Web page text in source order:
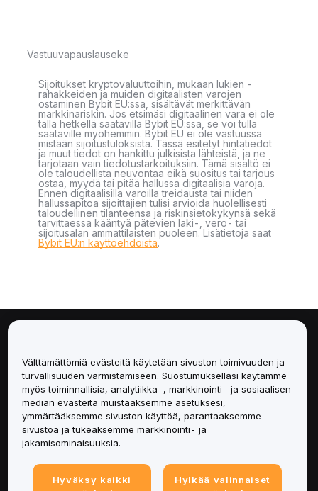
Vastuuvapauslauseke
Sijoitukset kryptovaluuttoihin, mukaan lukien -
rahakkeiden ja muiden digitaalisten varojen
ostaminen Bybit EU:ssa, sisältävät merkittävän
markkinariskin. Jos etsimäsi digitaalinen vara ei ole
tällä hetkellä saatavilla Bybit EU:ssa, se voi tulla
saataville myöhemmin. Bybit EU ei ole vastuussa
mistään sijoitustuloksista. Tässä esitetyt hintatiedot
ja muut tiedot on hankittu julkisista lähteistä, ja ne
tarjotaan vain tiedotustarkoituksiin. Tämä sisältö ei
ole taloudellista neuvontaa eikä suositus tai tarjous
ostaa, myydä tai pitää hallussa digitaalisia varoja.
Ennen digitaalisilla varoilla treidausta tai niiden
hallussapitoa sijoittajien tulisi arvioida huolellisesti
taloudellinen tilanteensa ja riskinsietokykynsä sekä
tarvittaessa kääntyä pätevien laki-, vero- tai
sijoitusalan ammattilaisten puoleen. Lisätietoja saat
Bybit EU:n käyttöehdoista.
Palvelut
Tuki
Tuotteet
Lakiasiat
Välttämättömiä evästeitä käytetään sivuston toimivuuden ja
turvallisuuden varmistamiseen. Suostumuksellasi käytämme
myös toiminnallisia, analytiikka-, markkinointi- ja sosiaalisen
median evästeitä muistaaksemme asetuksesi,
ymmärtääksemme sivuston käyttöä, parantaaksemme
sivustoa ja tukeaksemme markkinointi- ja
jakamisominaisuuksia.
Hyväksy kaikki
Hylkää valinnaiset